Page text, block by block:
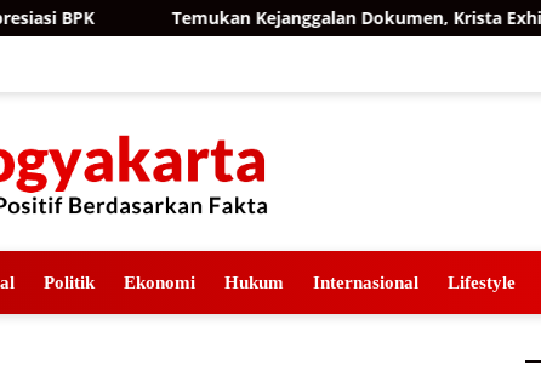
Temukan Kejanggalan Dokumen, Krista Exhibitions
Politik Ekonomi Hukum Internasional Lifestyle